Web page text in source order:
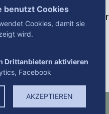
Donnerstag:
14:00 Uhr - 18:00 Uhr
benutzt Cookies
Cookies, damit sie
wird.
Drittanbietern aktivieren
Facebook
AKZEPTIEREN